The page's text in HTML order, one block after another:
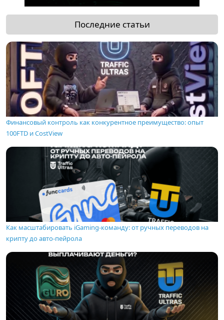
Последние статьи
Финансовый контроль как конкурентное преимущество: опыт
100FTD и CostView
Как масштабировать iGaming-команду: от ручных переводов на
крипту до авто-пейрола